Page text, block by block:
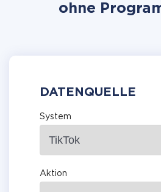
ohne
DATENQUELLE
System
Aktion